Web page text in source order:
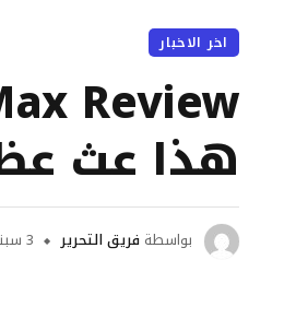
اخر الاخبار
هذا عث
بواسطة فريق التحرير 3 سبتمبر, 2025